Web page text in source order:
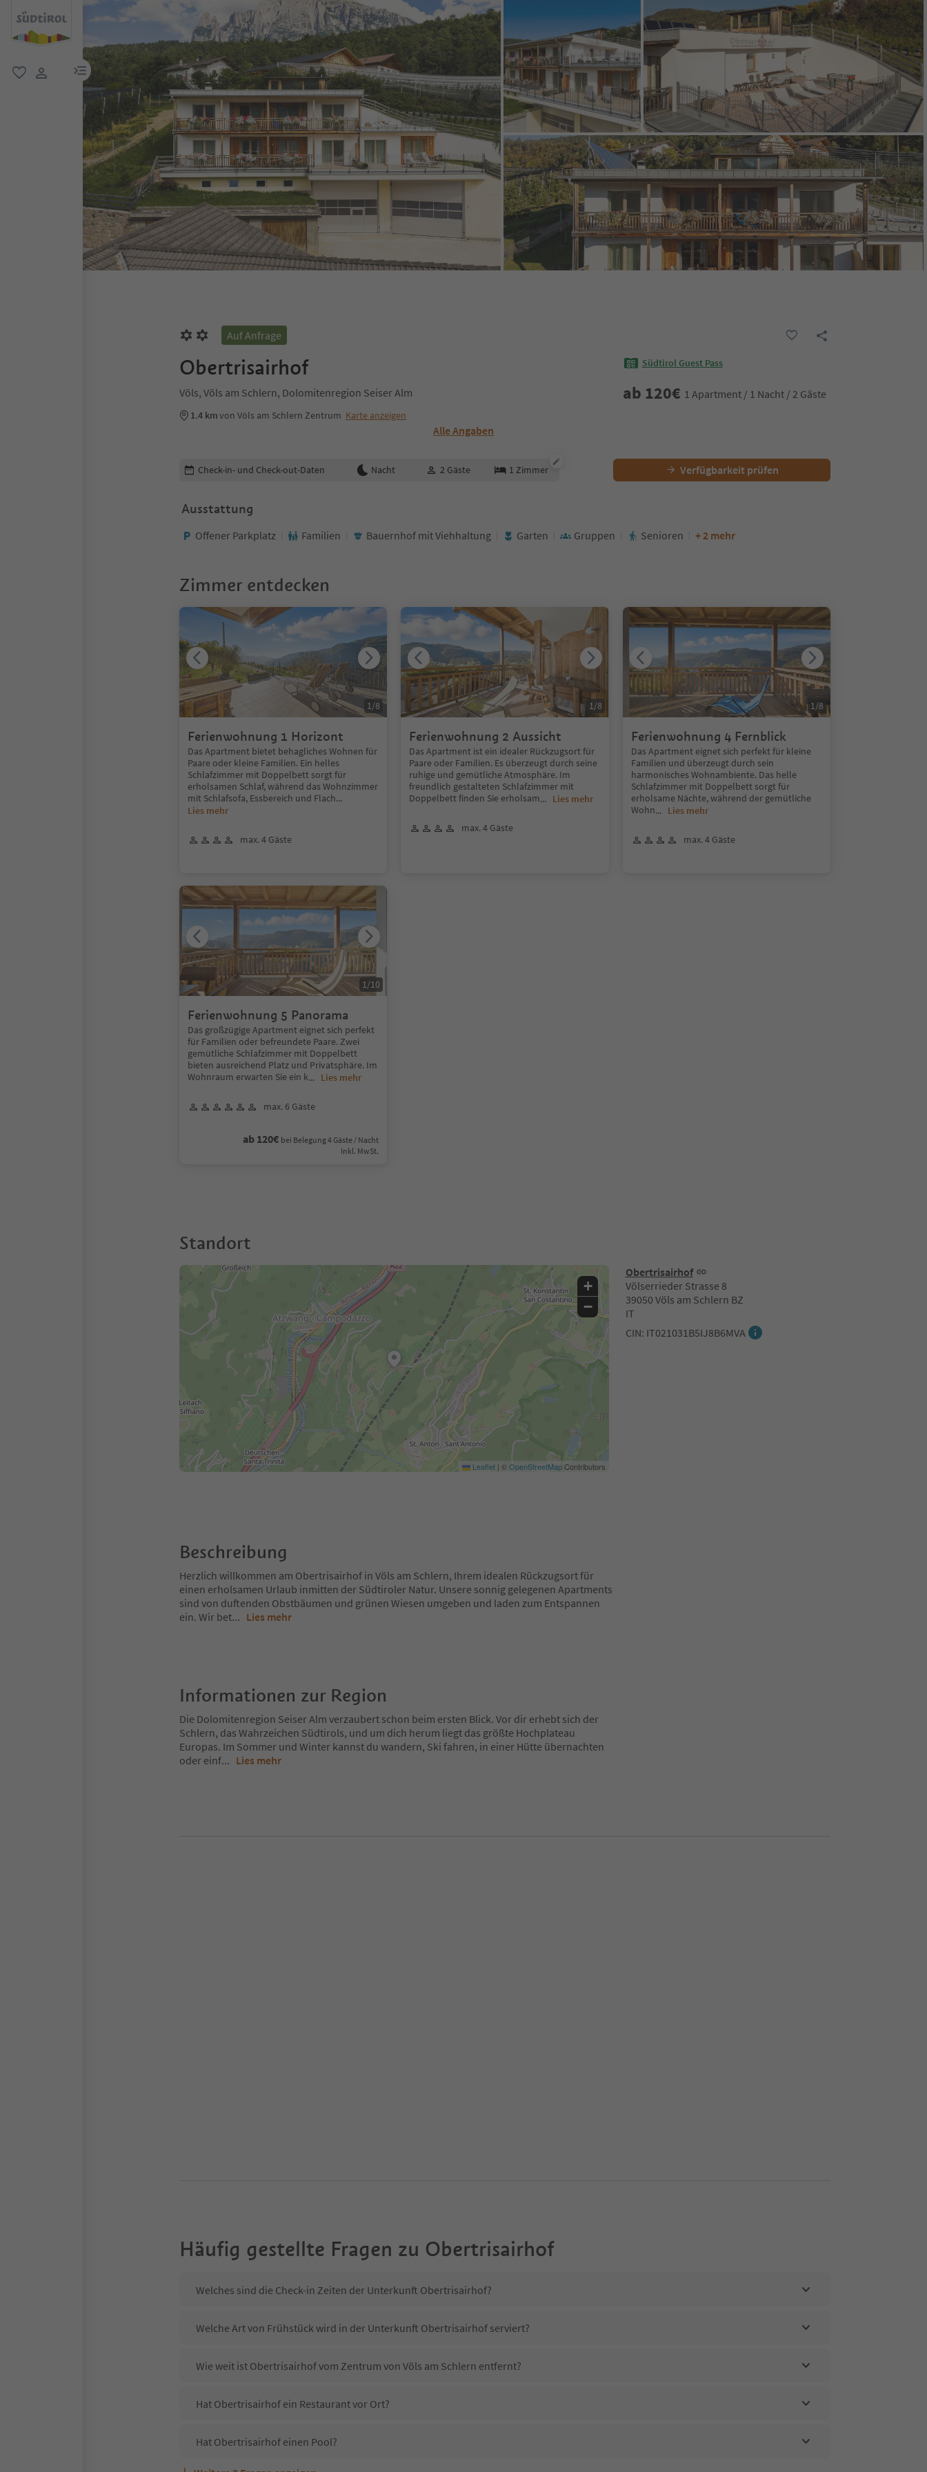
menu link
Auf Anfrage
Obertrisairhof
Völs, Völs am Schlern, Dolomitenregion Seiser Alm
1.4 kmvon Völs am Schlern Zentrum Karte anzeigen
Alle Angaben
Südtirol Guest Pass
ab 120€ 1 Apartment / 1 Nacht / 2 Gäste
Buchungsdetails bearbeiten
Check-in- und Check-out-Daten Nacht 2 Gäste 1 Zimmer Verfügbarkeit prüfen
Ausstattung
Offener Parkplatz Familien Bauernhof mit Viehhaltung Garten Gruppen Senioren + 2 mehr
Zimmer entdecken
Ferienwohnung 1 Horizont
Das Apartment bietet behagliches Wohnen für
Paare oder kleine Familien. Ein helles
Schlafzimmer mit Doppelbett sorgt für
erholsamen Schlaf, während das Wohnzimmer
mit Schlafsofa, Essbereich und Flach...
Lies mehr
max. 4 Gäste
1/8
Ferienwohnung 2 Aussicht
Das Apartment ist ein idealer Rückzugsort für
Paare oder Familien. Es überzeugt durch seine
ruhige und gemütliche Atmosphäre. Im
freundlich gestalteten Schlafzimmer mit
Doppelbett finden Sie erholsam... Lies mehr
max. 4 Gäste
1/8
Ferienwohnung 4 Fernblick
Das Apartment eignet sich perfekt für kleine
Familien und überzeugt durch sein
harmonisches Wohnambiente. Das helle
Schlafzimmer mit Doppelbett sorgt für
erholsame Nächte, während der gemütliche
Wohn... Lies mehr
max. 4 Gäste
1/8
Ferienwohnung 5 Panorama
Das großzügige Apartment eignet sich perfekt
für Familien oder befreundete Paare. Zwei
gemütliche Schlafzimmer mit Doppelbett
bieten ausreichend Platz und Privatsphäre. Im
Wohnraum erwarten Sie ein k... Lies mehr
max. 6 Gäste
ab 120€ bei Belegung 4 Gäste / Nacht
Inkl. MwSt.
1/10
Standort
Obertrisairhof
Völserrieder Strasse 8
39050 Völs am Schlern BZ
IT
CIN: IT021031B5IJ8B6MVA
+
−
Leaflet | ©OpenStreetMapContributors
Beschreibung
Herzlich willkommen am Obertrisairhof in Völs am Schlern, Ihrem idealen Rückzugsort für
einen erholsamen Urlaub inmitten der Südtiroler Natur. Unsere sonnig gelegenen Apartments
sind von duftenden Obstbäumen und grünen Wiesen umgeben und laden zum Entspannen
ein. Wir bet... Lies mehr
Informationen zur Region
Die Dolomitenregion Seiser Alm verzaubert schon beim ersten Blick. Vor dir erhebt sich der
Schlern, das Wahrzeichen Südtirols, und um dich herum liegt das größte Hochplateau
Europas. Im Sommer und Winter kannst du wandern, Ski fahren, in einer Hütte übernachten
oder einf... Lies mehr
Häufig gestellte Fragen zu Obertrisairhof
Welches sind die Check-in Zeiten der Unterkunft Obertrisairhof?
Welche Art von Frühstück wird in der Unterkunft Obertrisairhof serviert?
Wie weit ist Obertrisairhof vom Zentrum von Völs am Schlern entfernt?
Hat Obertrisairhof ein Restaurant vor Ort?
Hat Obertrisairhof einen Pool?